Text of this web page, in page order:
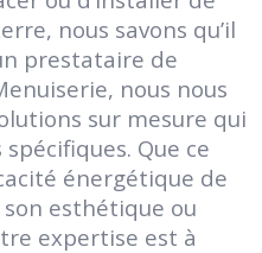
nous savons qu’il
prestataire de
nous nous
sur mesure qui
Que ce
énergétique de
esthétique ou
expertise est à